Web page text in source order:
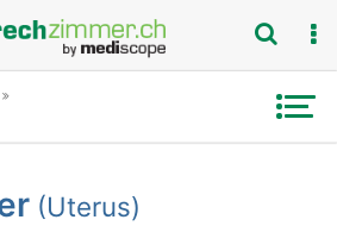
(Uterus)